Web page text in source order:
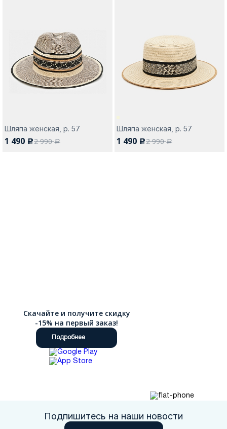
Шляпа женская, р. 57
1 490 c2 990a
Шляпа женская, р. 57
1 490 c2 990a
Скачайте и получите скидку
-15% на первый заказ!
Подробнее
Подпишитесь на наши новости